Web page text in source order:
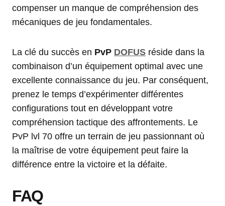
compenser un manque de compréhension des
mécaniques de jeu fondamentales.
La clé du succès en PvP DOFUS réside dans la
combinaison d’un équipement optimal avec une
excellente connaissance du jeu. Par conséquent,
prenez le temps d’expérimenter différentes
configurations tout en développant votre
compréhension tactique des affrontements. Le
PvP lvl 70 offre un terrain de jeu passionnant où
la maîtrise de votre équipement peut faire la
différence entre la victoire et la défaite.
FAQ